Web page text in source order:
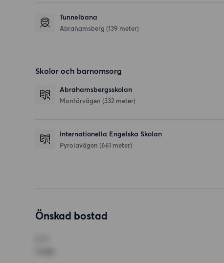
Tunnelbana
Abrahamsberg (139 meter)
Skolor och barnomsorg
Abrahamsbergsskolan
Montörvägen (332 meter)
Internationella Engelska Skolan
Pyrolavägen (661 meter)
Önskad bostad